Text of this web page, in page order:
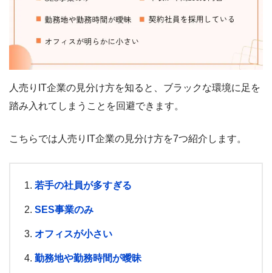
人売りIT企業の見分け方を知ると、ブラックな環境に足を
踏み入れてしまうことを回避できます。
こちらでは人売りIT企業の見分け方を7つ紹介します。
若手の社員が多すぎる
SES事業のみ
オフィスが小さい
勤務地や勤務時間が曖昧